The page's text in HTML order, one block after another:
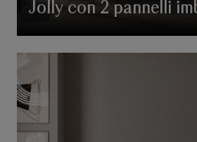
Jolly con 2 pannelli